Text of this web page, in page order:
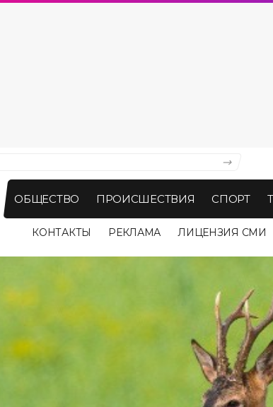
ОБЩЕСТВО ПРОИСШЕСТВИЯ СПОРТ
КОНТАКТЫ РЕКЛАМА ЛИЦЕНЗИЯ СМИ